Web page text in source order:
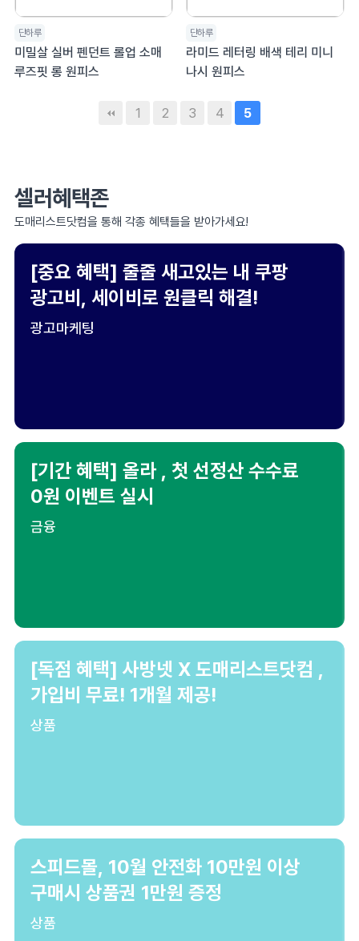
단하루
미밀살 실버 펜던트 롤업 소매
루즈핏 롱 원피스
단하루
라미드 레터링 배색 테리 미니
나시 원피스
1 2 3 4 5
셀러혜택존
도매리스트닷컴을 통해 각종 혜택들을 받아가세요!
[중요 혜택] 줄줄 새고있는 내 쿠팡
광고비, 세이비로 원클릭 해결!
광고마케팅
[기간 혜택] 올라 , 첫 선정산 수수료
0원 이벤트 실시
금융
[독점 혜택] 사방넷 X 도매리스트닷컴 ,
가입비 무료! 1개월 제공!
상품
스피드몰, 10월 안전화 10만원 이상
구매시 상품권 1만원 증정
상품